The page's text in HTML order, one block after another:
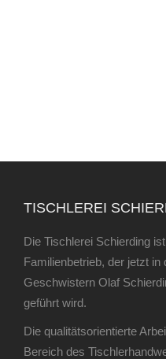
TISCHLEREI
Die Tischlerei Schierding
Familienbetrieb, der jetzt
Geschwistern Olaf
geführt wird.
Die qualitätsorientierte
Bereich des